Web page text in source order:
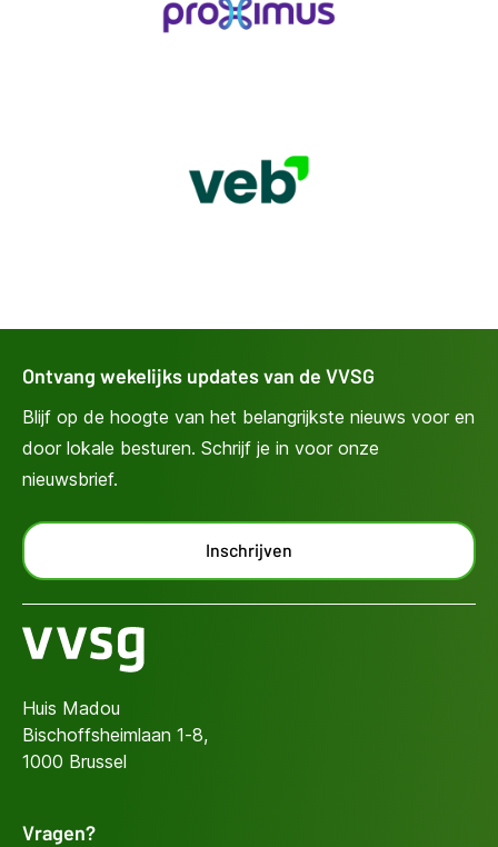
Ontvang wekelijks updates van de VVSG
Blijf op de hoogte van het belangrijkste nieuws voor en
door lokale besturen. Schrijf je in voor onze
nieuwsbrief.
Inschrijven
Huis Madou
Bischoffsheimlaan 1-8,
1000 Brussel
Vragen?